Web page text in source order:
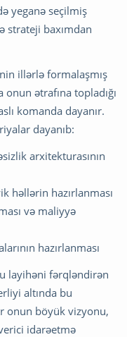
yeganə seçilmiş
strateji baxımdan
illərlə formalaşmış
ətrafına topladığı
komanda dayanır.
dayanıb:
arxitekturasının
həllərin hazırlanması
və maliyyə
hazırlanması
layihəni fərqləndirən
altında bu
onun böyük vizyonu,
idarəetmə